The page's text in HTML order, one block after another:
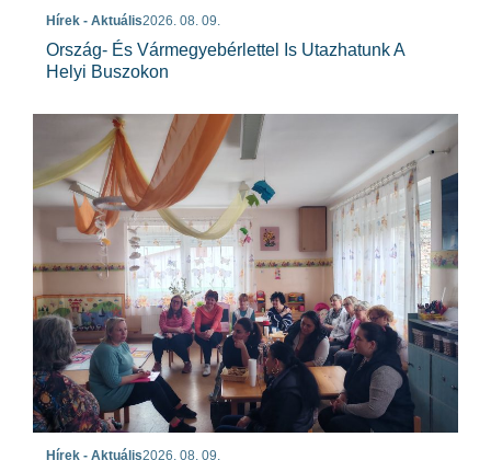
Hírek - Aktuális2026. 08. 09.
Ország- És Vármegyebérlettel Is Utazhatunk A
Helyi Buszokon
Hírek - Aktuális2026. 08. 09.